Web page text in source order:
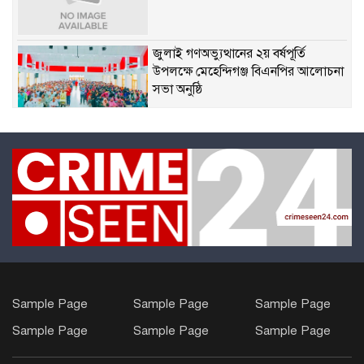
জুলাই গণঅভ্যুত্থানের ২য় বর্ষপূর্তি
উপলক্ষে মেহেন্দিগঞ্জ বিএনপির আলোচনা
সভা অনুষ্ঠি
কলাপাড়ায় শিক্ষক নেতৃবৃন্দের সাথে
উপজেলা নির্বাহী অফিসারের মতবিনিময়
প্রাথমিক শিক্ষায় সেরাদের সেরা মঙ্গল সুখ
মডেল সরকারি প্রাথমিক বিদ্যালয়
বঙ্গোপসাগরে মাছধরা ট্রলারে জলদস্যুদের
মালামাল লুট
Sample Page Sample Page
Sample Page
Sample Page
Sample Page Sample Page